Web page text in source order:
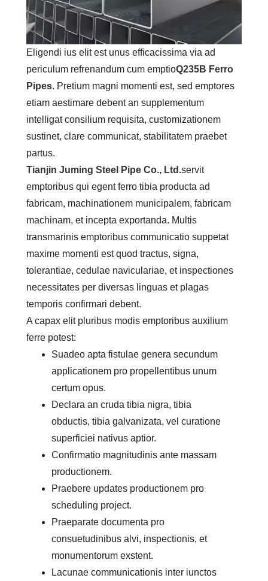
Eligendi ius elit est unus efficacissima via ad
periculum refrenandum cum emptioQ235B Ferro
Pipes. Pretium magni momenti est, sed emptores
etiam aestimare debent an supplementum
intelligat consilium requisita, customizationem
sustinet, clare communicat, stabilitatem praebet
partus.
Tianjin Juming Steel Pipe Co., Ltd.servit
emptoribus qui egent ferro tibia producta ad
fabricam, machinationem municipalem, fabricam
machinam, et incepta exportanda. Multis
transmarinis emptoribus communicatio suppetat
maxime momenti est quod tractus, signa,
tolerantiae, cedulae naviculariae, et inspectiones
necessitates per diversas linguas et plagas
temporis confirmari debent.
A capax elit pluribus modis emptoribus auxilium
ferre potest:
Suadeo apta fistulae genera secundum
applicationem pro propellentibus unum
certum opus.
Declara an cruda tibia nigra, tibia
obductis, tibia galvanizata, vel curatione
superficiei nativus aptior.
Confirmatio magnitudinis ante massam
productionem.
Praebere updates productionem pro
scheduling project.
Praeparate documenta pro
consuetudinibus alvi, inspectionis, et
monumentorum exstent.
Lacunae communicationis inter iunctos